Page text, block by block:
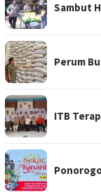
Sambut
Perum
ITB